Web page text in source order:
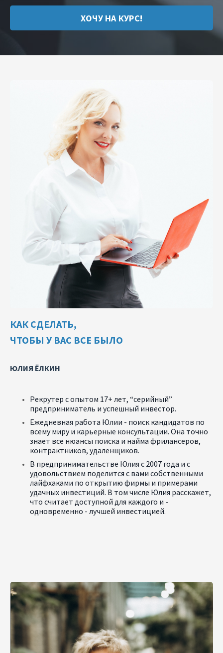
ХОЧУ НА КУРС!
КАК СДЕЛАТЬ,
ЧТОБЫ У ВАС ВСЕ БЫЛО
ЮЛИЯ ЁЛКИН
Рекрутер с опытом 17+ лет, “серийный”
предприниматель и успешный инвестор.
Ежедневная работа Юлии - поиск кандидатов по
всему миру и карьерные консультации. Она точно
знает все нюансы поиска и найма фрилансеров,
контрактников, удаленщиков.
В предпринимательстве Юлия с 2007 года и с
удовольствием поделится с вами собственными
лайфхаками по открытию фирмы и примерами
удачных инвестиций. В том числе Юлия расскажет,
что считает доступной для каждого и -
одновременно - лучшей инвестицией.